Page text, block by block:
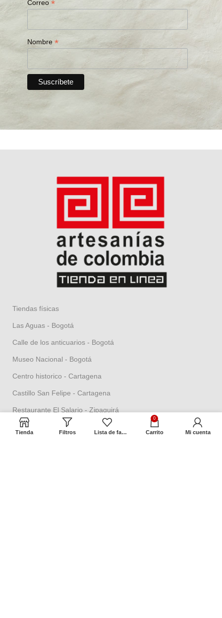
Correo*
Nombre*
Tiendas físicas
Las Aguas - Bogotá
Calle de los anticuarios - Bogotá
Museo Nacional - Bogotá
Centro historico - Cartagena
Castillo San Felipe - Cartagena
Restaurante El Salario - Zipaquirá
Tienda aeropuerto - Isla San Andrés
Tienda Filtros Lista de favoritos
0
Carrito Mi cuenta